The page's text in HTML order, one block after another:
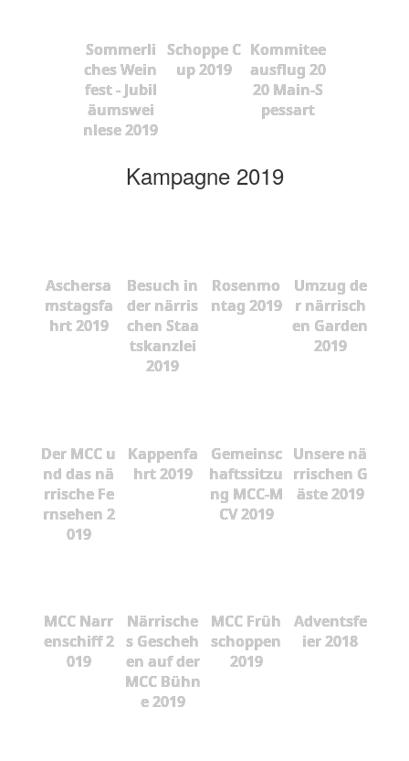
Sommerli
ches Wein
fest - Jubil
äumswei
nlese 2019
Schoppe C
up 2019
Kommitee
ausflug 20
20 Main-S
pessart
Kampagne 2019
Aschersa
mstagsfa
hrt 2019
Besuch in
der närris
chen Staa
tskanzlei
2019
Rosenmo
ntag 2019
Umzug de
r närrisch
en Garden
2019
Der MCC u
nd das nä
rrische Fe
rnsehen 2
019
Kappenfa
hrt 2019
Gemeinsc
haftssitzu
ng MCC-M
CV 2019
Unsere nä
rrischen G
äste 2019
MCC Narr
enschiff 2
019
Närrische
s Gescheh
en auf der
MCC Bühn
e 2019
MCC Früh
schoppen
2019
Adventsfe
ier 2018